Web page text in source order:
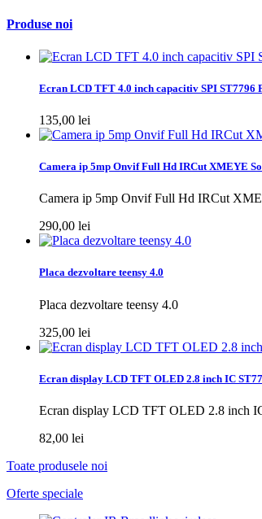
Produse noi
Ecran LCD TFT 4.0 inch capacitiv SPI ST7796
135,00 lei
Camera ip 5mp Onvif Full Hd IRCut XMEYE
Camera ip 5mp Onvif Full Hd IRCut
290,00 lei
Placa dezvoltare teensy 4.0
Placa dezvoltare teensy 4.0
325,00 lei
Ecran display LCD TFT OLED 2.8 inch IC
Ecran display LCD TFT OLED 2.8 inch
82,00 lei
Toate produsele noi
Oferte speciale